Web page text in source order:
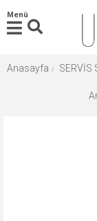
Menü
Anasayfa SERVİS